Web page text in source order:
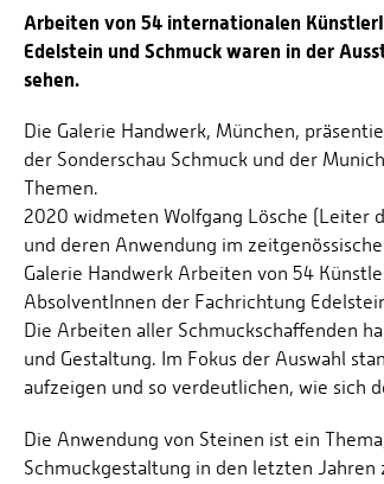
Arbeiten von 54 internationalen
Edelstein und Schmuck waren in der
sehen.
Die Galerie Handwerk, München,
der Sonderschau Schmuck und der
Themen.
2020 widmeten Wolfgang Lösche (Leiter
und deren Anwendung im
Galerie Handwerk Arbeiten von 54
AbsolventInnen der Fachrichtung
Die Arbeiten aller Schmuckschaffenden
und Gestaltung. Im Fokus der Auswahl
aufzeigen und so verdeutlichen, wie sich
Die Anwendung von Steinen ist ein
Schmuckgestaltung in den letzten